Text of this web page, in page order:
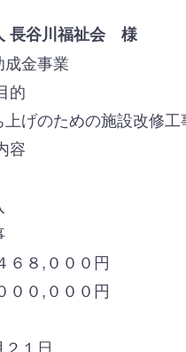
長谷川福祉会 様
金事業
的
げのための施設改修工
容
６８,０００円
００,０００円
１日